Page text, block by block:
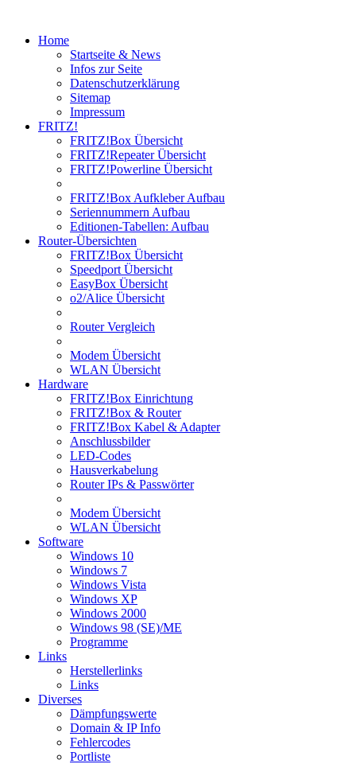
Home
Startseite & News
Infos zur Seite
Datenschutzerklärung
Sitemap
Impressum
FRITZ!
FRITZ!Box Übersicht
FRITZ!Repeater Übersicht
FRITZ!Powerline Übersicht
FRITZ!Box Aufkleber Aufbau
Seriennummern Aufbau
Editionen-Tabellen: Aufbau
Router-Übersichten
FRITZ!Box Übersicht
Speedport Übersicht
EasyBox Übersicht
o2/Alice Übersicht
Router Vergleich
Modem Übersicht
WLAN Übersicht
Hardware
FRITZ!Box Einrichtung
FRITZ!Box & Router
FRITZ!Box Kabel & Adapter
Anschlussbilder
LED-Codes
Hausverkabelung
Router IPs & Passwörter
Modem Übersicht
WLAN Übersicht
Software
Windows 10
Windows 7
Windows Vista
Windows XP
Windows 2000
Windows 98 (SE)/ME
Programme
Links
Herstellerlinks
Links
Diverses
Dämpfungswerte
Domain & IP Info
Fehlercodes
Portliste